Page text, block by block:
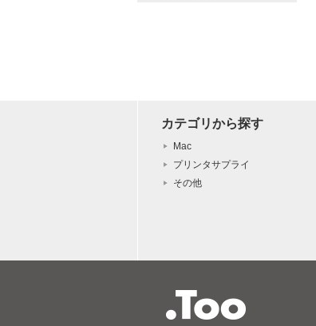
カテゴリから探す
Mac
プリンタサプライ
その他